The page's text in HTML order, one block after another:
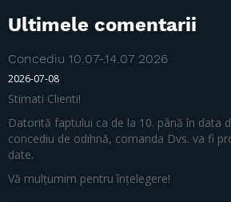
Ultimele comentarii
Concediu 10.07-.14.07 2026
2026-07-08
Stimati Clienti!
Datorită faptului ca de la 10. până în data
concediu de odihnă, comanda Dvs. va fi
date.
Vă mulțumim pentru înțelegere!